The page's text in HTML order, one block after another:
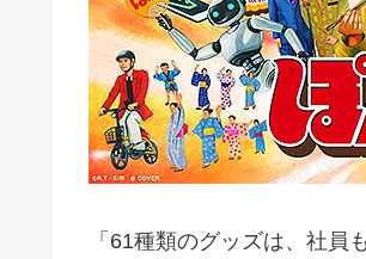
「61種類のグッズは、社員